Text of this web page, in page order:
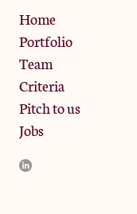
Home
Portfolio
Team
Criteria
Pitch to us
Jobs